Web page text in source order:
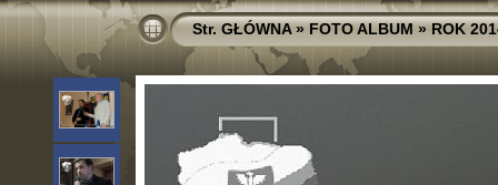
Str. GŁÓWNA»FOTO ALBUM»ROK